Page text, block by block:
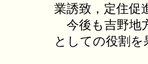
業誘致，定住促
今後も吉野地
としての役割